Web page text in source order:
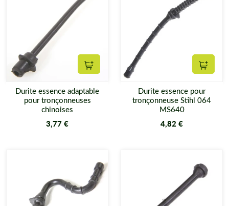
Ajouter au panier
Durite essence adaptable
pour tronçonneuses
chinoises
3,77 €
Durite essence pour
tronçonneuse Stihl 064
MS640
4,82 €